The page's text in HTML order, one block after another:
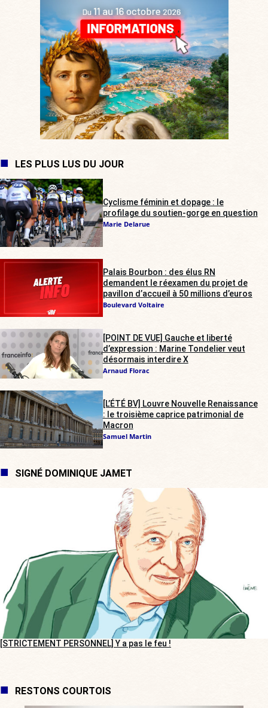
LES PLUS LUS DU JOUR
Cyclisme féminin et dopage : le
profilage du soutien-gorge en question
Marie Delarue
Palais Bourbon : des élus RN
demandent le réexamen du projet de
pavillon d’accueil à 50 millions d’euros
Boulevard Voltaire
[POINT DE VUE] Gauche et liberté
d’expression : Marine Tondelier veut
désormais interdire X
Arnaud Florac
[L’ÉTÉ BV] Louvre Nouvelle Renaissance
: le troisième caprice patrimonial de
Macron
Samuel Martin
SIGNÉ DOMINIQUE JAMET
[STRICTEMENT PERSONNEL] Y a pas le feu !
RESTONS COURTOIS